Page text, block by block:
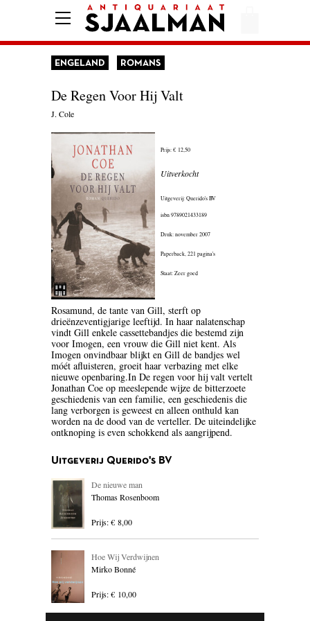
AANBIEDING
AMSTERDAM
AUTOBIOGRAFIE
BIOGRAFIE
BLOEMLEZING
BOEKENWEEK GESCHENK
BRIEVEN
CARTOONS
COLUMNS
DONATEURS LITERAIR
NEDERLAND
DUITSLAND
ENGELSTALIG
ENGELAND ROMANS
De Regen Voor Hij Valt
J. Cole
Prijs: € 12,50
Uitverkocht
Uitgeverij: Querido's BV
isbn 9789021433189
Druk: november 2007
Paperback, 221 pagina's
Staat: Zeer goed
Rosamund, de tante van Gill, sterft op
drieënzeventigjarige leeftijd. In haar nalatenschap
vindt Gill enkele cassettebandjes die bestemd zijn
voor Imogen, een vrouw die Gill niet kent. Als
Imogen onvindbaar blijkt en Gill de bandjes wel
móét afluisteren, groeit haar verbazing met elke
nieuwe openbaring.In De regen voor hij valt vertelt
Jonathan Coe op meeslepende wijze de bitterzoete
geschiedenis van een familie, een geschiedenis die
lang verborgen is geweest en alleen onthuld kan
worden na de dood van de verteller. De uiteindelijke
ontknoping is even schokkend als aangrijpend.
Uitgeverij Querido's BV
De nieuwe man
Thomas Rosenboom
Prijs: € 8,00
Hoe Wij Verdwijnen
Mirko Bonné
Prijs: € 10,00